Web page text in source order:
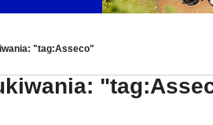
"tag:Asseco"